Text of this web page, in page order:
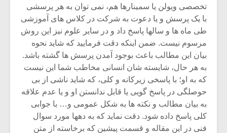
تخصصی ویولن یا سمینارها هم، نمی توان به هر پرسشی
با یک پرسش و یا دعوت به شرکت در کلاس های آموزشی
طی ماه ها و سالها پاسخ داد و در سایر علوم نیز این روش
مرسوم نیست. ضمن اینکه دقت فرمایید که شاید نحوه
بیان این مطالب باعث بوجود آمدن پرسش ها گشته باشد.
به هر حال، شایسته شان انسانی مخاطب شما این نیست
که به او؛ با پاسخی زیرکانه و کلی، که شاید ناشی از بی
حوصلگی در پاسخ گویی یا قابل ندانستن او و یا عدم علاقه
به بیان مطالب و نکته ها به شکل عمومی و… با جوابی
کلی پاسخ داده شود. دقت نماید که به دهها مورد سوال
فنی در این مقاله و قسمت پیشین که برخاسته از متن